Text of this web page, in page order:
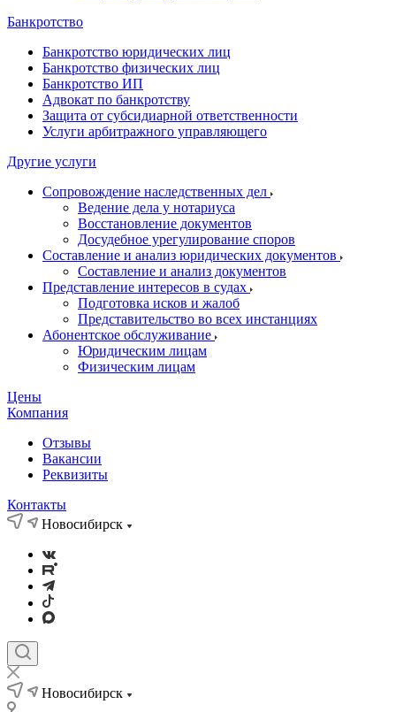
Банкротство
Банкротство юридических лиц
Банкротство физических лиц
Банкротство ИП
Адвокат по банкротству
Защита от субсидиарной ответственности
Услуги арбитражного управляющего
Другие услуги
Сопровождение наследственных дел
Ведение дела у нотариуса
Восстановление документов
Досудебное урегулирование споров
Составление и анализ юридических документов
Составление и анализ документов
Представление интересов в судах
Подготовка исков и жалоб
Представительство во всех инстанциях
Абонентское обслуживание
Юридическим лицам
Физическим лицам
Цены
Компания
Отзывы
Вакансии
Реквизиты
Контакты
Новосибирск
Новосибирск